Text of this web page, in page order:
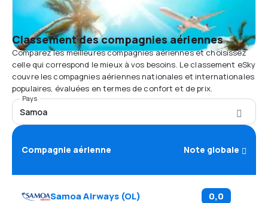
Classement des compagnies aériennes
Comparez les meilleures compagnies aériennes et choisissez
celle qui correspond le mieux à vos besoins. Le classement eSky
couvre les compagnies aériennes nationales et internationales
populaires, évaluées en termes de confort et de prix.
Pays
Samoa
Compagnie aérienne Note globale
Samoa Airways(OL) 0,0